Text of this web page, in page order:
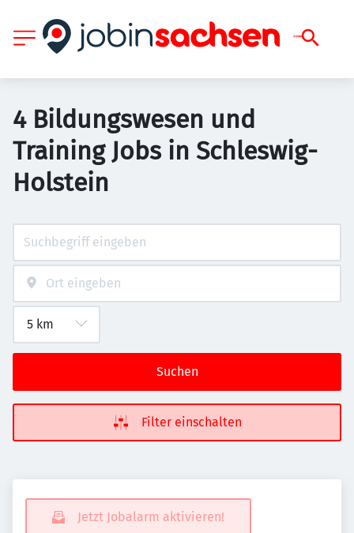
4 Bildungswesen und
Training Jobs in Schleswig-
Holstein
Suchen
Filter einschalten
Jetzt Jobalarm aktivieren!